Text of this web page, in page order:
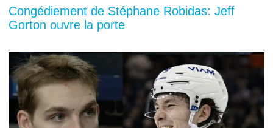
Congédiement de Stéphane Robidas: Jeff
Gorton ouvre la porte